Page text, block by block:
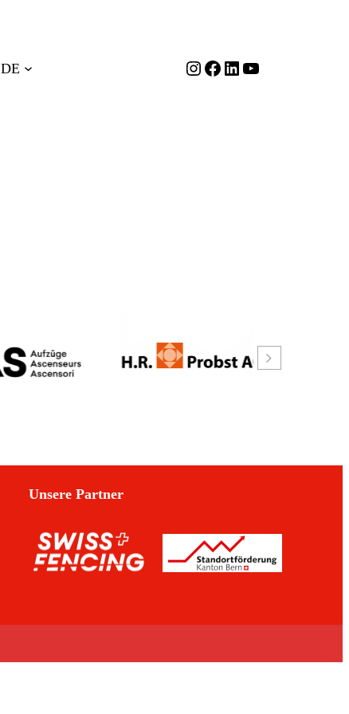
DE Instagram Facebook LinkedIn YouTube
Unsere Partner